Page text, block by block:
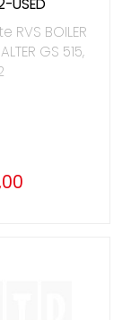
RVS BOILER
GS 515,